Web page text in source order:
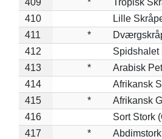
410
Lille
411
*
412
Spidshalet
413
*
Arabisk
414
Afrikansk
415
*
Afrikansk
416
Sort Stork
417
*